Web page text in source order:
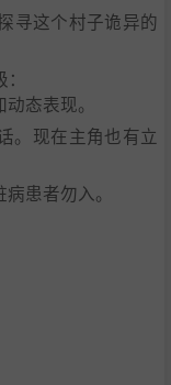
寻这个村子诡异的
态表现。
。现在主角也有立
患者勿入。